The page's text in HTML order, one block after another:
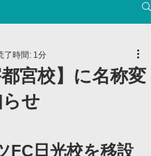
都宮校】に名称変
せ
了時間: 1分
FC日光校を移設